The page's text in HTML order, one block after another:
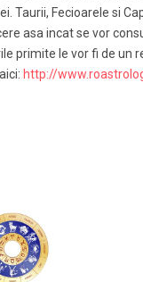
Taurii, Fecioarele si
asa incat se vor
primite le vor fi de un
http://